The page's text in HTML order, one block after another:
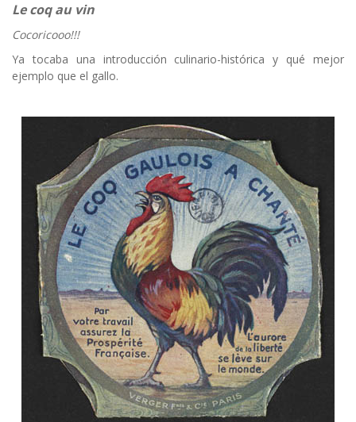
Le coq au vin
Cocoricooo!!!
Ya tocaba una introducción culinario-histórica y qué mejor
ejemplo que el gallo.